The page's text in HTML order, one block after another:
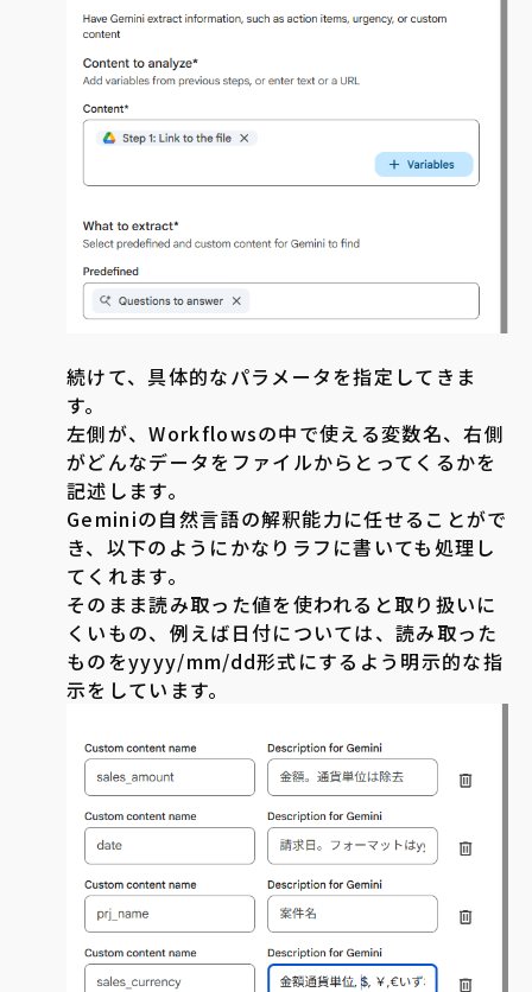
続けて、具体的なパラメータを指定してきま
す。
左側が、Workflowsの中で使える変数名、右側
がどんなデータをファイルからとってくるかを
記述します。
Geminiの自然言語の解釈能力に任せることがで
き、以下のようにかなりラフに書いても処理し
てくれます。
そのまま読み取った値を使われると取り扱いに
くいもの、例えば日付については、読み取った
ものをyyyy/mm/dd形式にするよう明示的な指
示をしています。